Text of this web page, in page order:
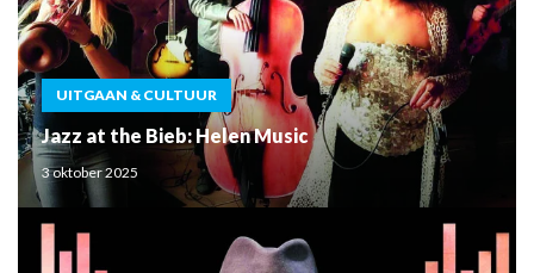
UITGAAN & CULTUUR
Jazz at the Bieb: Helen Music
3 oktober 2025